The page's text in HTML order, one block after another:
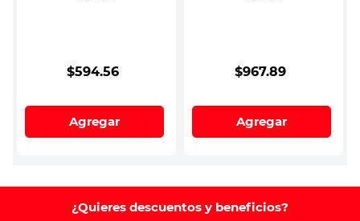
$594.56
Agregar
$967.89
Agregar
¿Quieres descuentos y beneficios?